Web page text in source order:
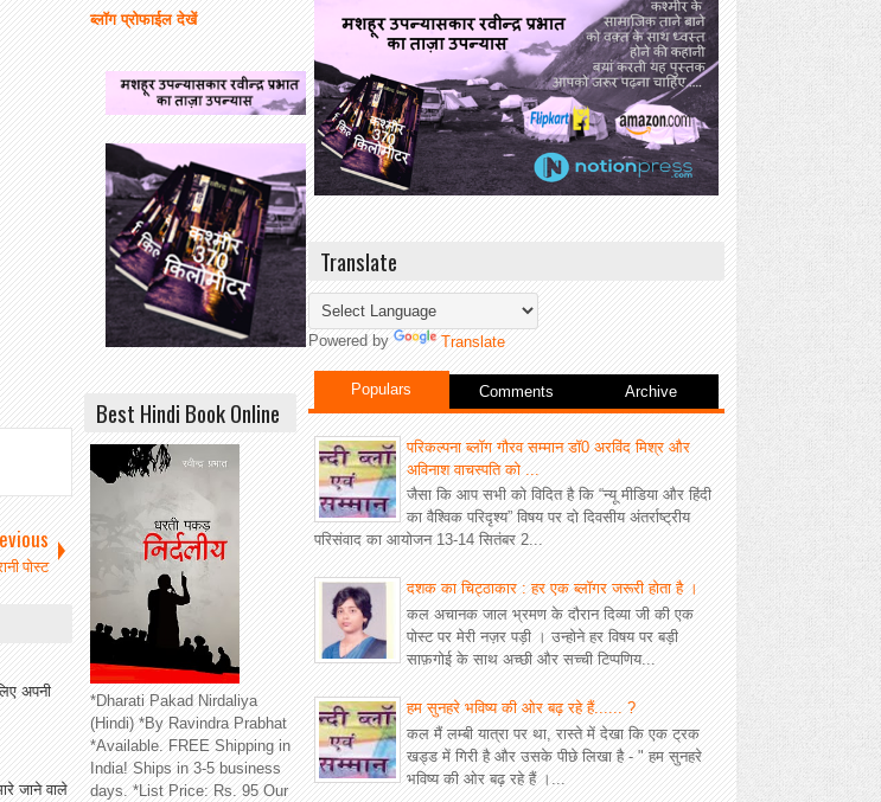
पोस्ट
अपनी
जाने वाले
Translate
Powered by Translate
Populars Comments Archive
परिकल्पना ब्लॉग गौरव सम्मान डॉ0 अरविंद मिश्र और
अविनाश वाचस्पति को ...
जैसा कि आप सभी को विदित है कि “न्यू मीडिया और हिंदी
का वैश्विक परिदृश्य” विषय पर दो दिवसीय अंतर्राष्ट्रीय
परिसंवाद का आयोजन 13-14 सितंबर 2...
दशक का चिट्ठाकार : हर एक ब्लॉगर जरूरी होता है ।
कल अचानक जाल भ्रमण के दौरान दिव्या जी की एक
पोस्ट पर मेरी नज़र पड़ी । उन्होने हर विषय पर बड़ी
साफ़गोई के साथ अच्छी और सच्ची टिप्पणिय...
हम सुनहरे भविष्य की ओर बढ़ रहे हैं...... ?
कल मैं लम्बी यात्रा पर था, रास्ते में देखा कि एक ट्रक
खड्ड में गिरी है और उसके पीछे लिखा है - " हम सुनहरे
भविष्य की ओर बढ़ रहे हैं ।...
ब्लॉग प्रोफाईल देखें
Best Hindi Book Online
*Dharati Pakad Nirdaliya
(Hindi) *By Ravindra Prabhat
*Available. FREE Shipping in
India! Ships in 3-5 business
days. *List Price: Rs. 95 Our